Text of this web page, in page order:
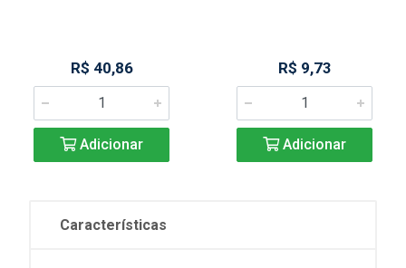
R$ 40,86
Adicionar
R$ 9,73
Adicionar
Características